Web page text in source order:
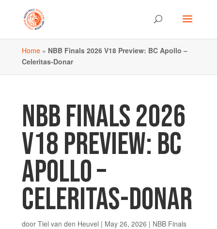
Home» NBB Finals 2026 V18 Preview: BC Apollo –
Celeritas-Donar
NBB FINALS 2026
V18 PREVIEW: BC
APOLLO –
CELERITAS-DONAR
door Tiel van den Heuvel | May 26, 2026 | NBB Finals